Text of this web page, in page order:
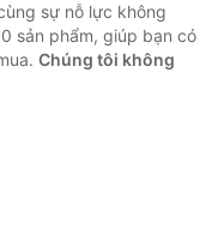
sự nỗ lực không
sản phẩm, giúp bạn có
Chúng tôi không